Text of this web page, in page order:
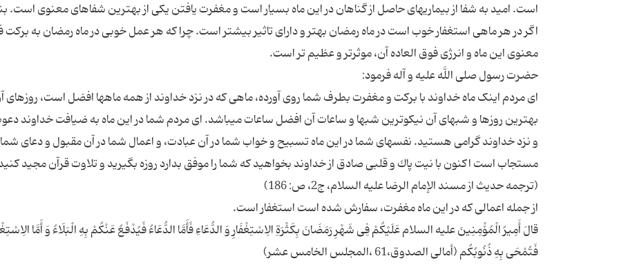
است. امید به شفا از بیماریهای حاصل از گناهان در این ماه بسیار است و مغفرت یافتن یکی از بهترین شفاهای معنوی است.
اگر در هر ماهی استغفار خوب است در ماه رمضان بهتر و دارای تاثیر بیشتر است. چرا که هر عمل خوبی در ماه رمضان به
اى مردم اینک ماه خداوند با بركت و مغفرت بطرف شما روى آورده، ماهى كه در نزد خداوند از همه ماه‏ها افضل است، روزهاى
بهترین روزها و شبهاى آن نیكوترین شبها و ساعات آن افضل ساعات میباشد. اى مردم شما در این ماه به ضیافت خداوند
و نزد خداوند گرامى هستید. نفس‏هاى شما در این ماه تسبیح و خواب شما در آن عبادت، و اعمال شما در آن مقبول و دعاى
مستجاب است اكنون با نیت پاك و قلبى صادق از خداوند بخواهید كه شما را موفق بدارد روزه بگیرید و تلاوت قرآن مجید
قالَ أَمِیرُ الْمُۆْمِنِینَ علیه السلام عَلَیْكُمْ فِی شَهْرِ رَمَضَانَ بِكَثْرَةِ الِاسْتِغْفَارِ وَ الدُّعَاءِ فَأَمَّا الدُّعَاءُ فَیُدْفَعُ عَنْكُمْ بِهِ الْبَلَاءُ وَ أَمَّا